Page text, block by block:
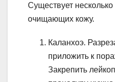
Существует
очищающих кожу.
Каланхоэ.
приложить к
Закрепить